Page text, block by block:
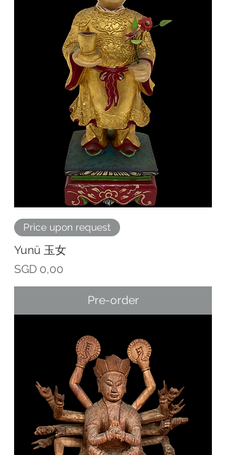
Price upon request
Yunü 玉女
Prijs
SGD 0,00
Pre-order